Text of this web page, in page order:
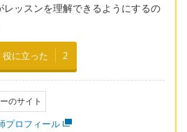
レッスンを理解できるようにするの
役に立った 2
のサイト
プロフィール